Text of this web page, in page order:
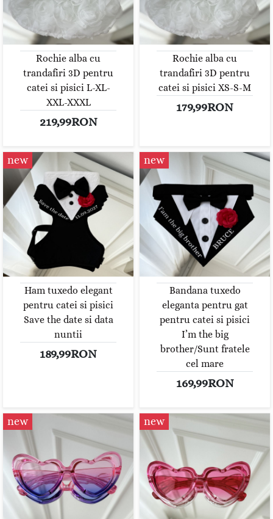
Rochie alba cu
trandafiri 3D pentru
catei si pisici L-XL-
XXL-XXXL
219,99RON
Rochie alba cu
trandafiri 3D pentru
catei si pisici XS-S-M
179,99RON
new
Ham tuxedo elegant
pentru catei si pisici
Save the date si data
nuntii
189,99RON
new
Bandana tuxedo
eleganta pentru gat
pentru catei si pisici
I’m the big
brother/Sunt fratele
cel mare
169,99RON
new new